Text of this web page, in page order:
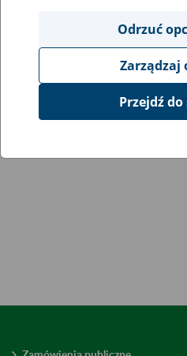
Odrzuć
Zarządzaj
Przejdź